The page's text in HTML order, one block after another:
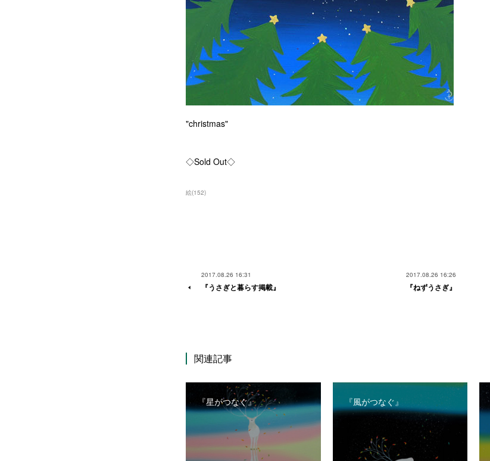
"christmas"
◇Sold Out◇
絵(152)
2017.08.26 16:31
『うさぎと暮らす掲載』
2017.08.26 16:26
『ねずうさぎ』
関連記事
『星がつなぐ』 『風がつなぐ』